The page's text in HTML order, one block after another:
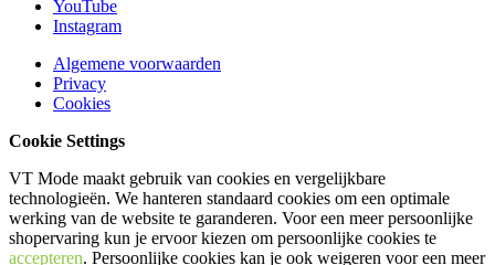
YouTube
Instagram
Algemene voorwaarden
Privacy
Cookies
Cookie Settings
VT Mode maakt gebruik van cookies en vergelijkbare
technologieën. We hanteren standaard cookies om een optimale
werking van de website te garanderen. Voor een meer persoonlijke
shopervaring kun je ervoor kiezen om persoonlijke cookies te
accepteren. Persoonlijke cookies kan je ook weigeren voor een meer